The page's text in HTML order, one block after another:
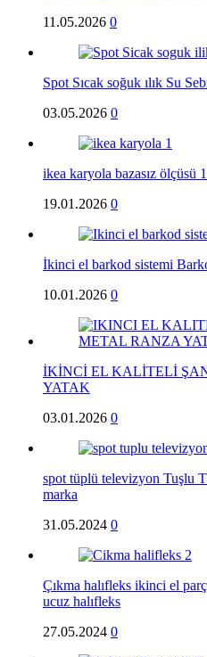
11.05.2026 0
Spot Sıcak soğuk ılık Su
03.05.2026 0
ikea karyola bazasız ölçüsü
19.01.2026 0
İkinci el barkod sistemi
10.01.2026 0
İKİNCİ EL KALİTELİ
YATAK
03.01.2026 0
spot tüplü televizyon Tuşlu
marka
31.05.2024 0
Çıkma halıfleks ikinci el
ucuz halıfleks
27.05.2024 0